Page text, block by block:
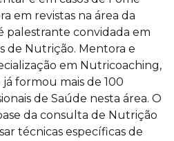
em revistas na área da
palestrante convidada em
de Nutrição. Mentora e
em Nutricoaching,
formou mais de 100
de Saúde nesta área. O
da consulta de Nutrição
técnicas específicas de